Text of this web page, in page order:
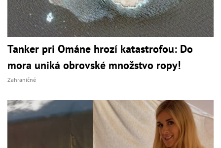
Tanker pri Ománe hrozí katastrofou: Do
mora uniká obrovské množstvo ropy!
Zahraničné